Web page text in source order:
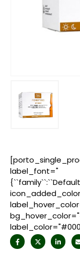
label_font="